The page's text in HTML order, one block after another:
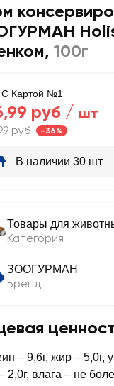
, 100г
С Картой №1
руб / шт
руб -36%
В наличии 30 шт
Товары для
Категория
ЗООГУРМАН
Бренд
– 9,6г, жир – 5,0г,
2,0г, влага – не